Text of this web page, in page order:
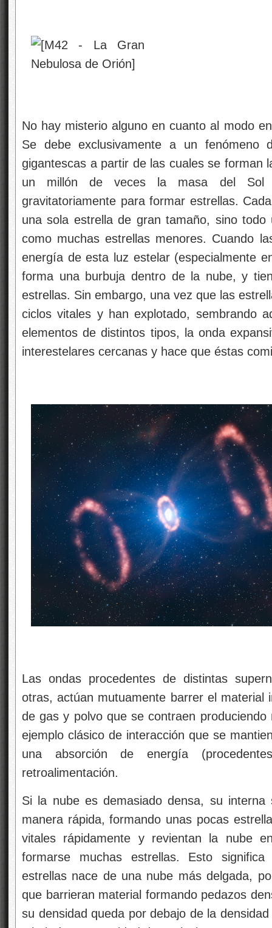
No hay misterio alguno en cuanto al modo
Se debe exclusivamente a un fenómeno
gigantescas a partir de las cuales se forman
un millón de veces la masa del Sol
gravitatoriamente para formar estrellas.
una sola estrella de gran tamaño, sino
como muchas estrellas menores. Cuando
energía de esta luz estelar (especialmente
forma una burbuja dentro de la nube, y
estrellas. Sin embargo, una vez que las
ciclos vitales y han explotado, sembrando
elementos de distintos tipos, la onda
interestelares cercanas y hace que éstas
Las ondas procedentes de distintas
otras, actúan mutuamente barrer el material
de gas y polvo que se contraen
ejemplo clásico de interacción que se
una absorción de energía
retroalimentación.
Si la nube es demasiado densa, su interna
manera rápida, formando unas pocas
vitales rápidamente y revientan la nube
formarse muchas estrellas. Esto
estrellas nace de una nube más delgada,
que barrieran material formando pedazos
su densidad queda por debajo de la